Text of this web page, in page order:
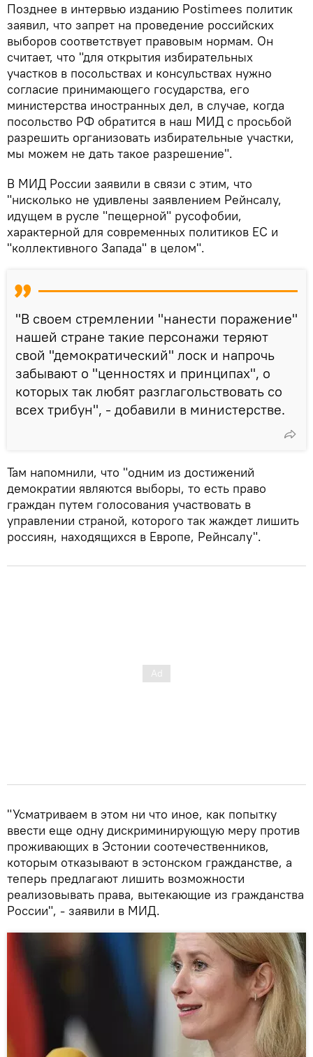
Позднее в интервью изданию Postimees политик
заявил, что запрет на проведение российских
выборов соответствует правовым нормам. Он
считает, что "для открытия избирательных
участков в посольствах и консульствах нужно
согласие принимающего государства, его
министерства иностранных дел, в случае, когда
посольство РФ обратится в наш МИД с просьбой
разрешить организовать избирательные участки,
мы можем не дать такое разрешение".
В МИД России заявили в связи с этим, что
"нисколько не удивлены заявлением Рейнсалу,
идущем в русле "пещерной" русофобии,
характерной для современных политиков ЕС и
"коллективного Запада" в целом".
"В своем стремлении "нанести поражение"
нашей стране такие персонажи теряют
свой "демократический" лоск и напрочь
забывают о "ценностях и принципах", о
которых так любят разглагольствовать со
всех трибун", - добавили в министерстве.
Там напомнили, что "одним из достижений
демократии являются выборы, то есть право
граждан путем голосования участвовать в
управлении страной, которого так жаждет лишить
россиян, находящихся в Европе, Рейнсалу".
"Усматриваем в этом ни что иное, как попытку
ввести еще одну дискриминирующую меру против
проживающих в Эстонии соотечественников,
которым отказывают в эстонском гражданстве, а
теперь предлагают лишить возможности
реализовывать права, вытекающие из гражданства
России", - заявили в МИД.